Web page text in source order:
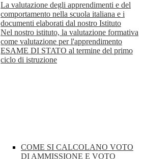
La valutazione degli apprendimenti e del
comportamento nella scuola italiana e i
documenti elaborati dal nostro Istituto
Nel nostro istituto, la valutazione formativa
come valutazione per l'apprendimento
ESAME DI STATO al termine del primo
ciclo di istruzione
COME SI CALCOLANO VOTO
DI AMMISSIONE E VOTO